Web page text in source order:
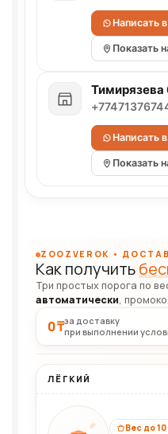
Написать
Показать
Тимирязева
Написать
Показать
ZOOZVEROK •
Как получить
Три простых порога по
автоматически,
0 ₸за доставку
при выполнении
ЛЁГКИЙ
Вес до 10